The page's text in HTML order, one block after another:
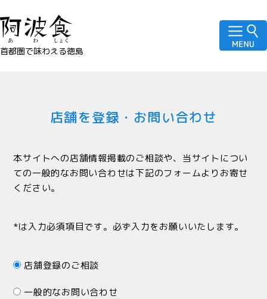
首都圏で味わえる徳島
店舗を登録・お問い合わせ
本サイトへの店舗情報掲載のご相談や、当サイトについ
ての一般的なお問い合わせは下記のフォームよりお寄せ
ください。
*は入力必須項目です。必ず入力をお願いいたします。
店舗登録のご相談
一般的なお問い合わせ